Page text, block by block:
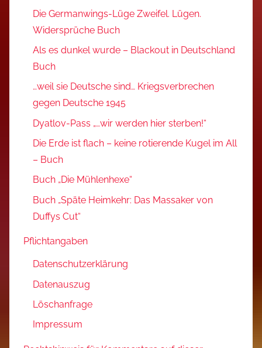
Die Germanwings-Lüge Zweifel. Lügen.
Widersprüche Buch
Als es dunkel wurde – Blackout in Deutschland
Buch
…weil sie Deutsche sind… Kriegsverbrechen
gegen Deutsche 1945
Dyatlov-Pass „…wir werden hier sterben!“
Die Erde ist flach – keine rotierende Kugel im All
– Buch
Buch „Die Mühlenhexe“
Buch „Späte Heimkehr: Das Massaker von
Duffys Cut“
Pflichtangaben
Datenschutzerklärung
Datenauszug
Löschanfrage
Impressum